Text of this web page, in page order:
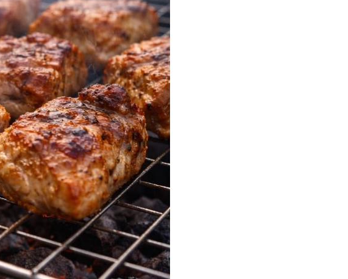
ТЕЛЕФОН
+ 7 (950) 650–75–33
ПОЧТА
9506507533@MAIL.RU
Уют и отдых с
TopROI